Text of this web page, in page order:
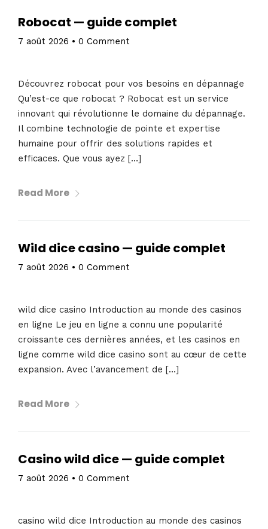
Robocat — guide complet
7 août 2026 • 0 Comment
Découvrez robocat pour vos besoins en dépannage
Qu’est-ce que robocat ? Robocat est un service
innovant qui révolutionne le domaine du dépannage.
Il combine technologie de pointe et expertise
humaine pour offrir des solutions rapides et
efficaces. Que vous ayez […]
Read More
Wild dice casino — guide complet
7 août 2026 • 0 Comment
wild dice casino Introduction au monde des casinos
en ligne Le jeu en ligne a connu une popularité
croissante ces dernières années, et les casinos en
ligne comme wild dice casino sont au cœur de cette
expansion. Avec l’avancement de […]
Read More
Casino wild dice — guide complet
7 août 2026 • 0 Comment
casino wild dice Introduction au monde des casinos
Where
467 Davidson ave
Get directions